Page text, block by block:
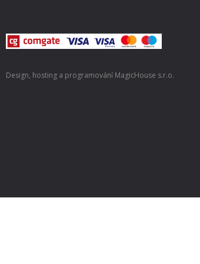
Design, hosting a programování MagicHouse s.r.o.